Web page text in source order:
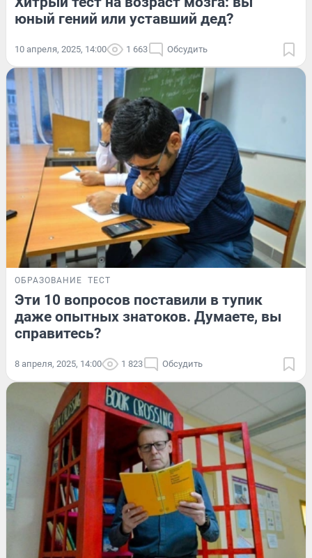
юный гений или уставший дед?
10 апреля, 2025, 14:00 1 663 Обсудить
ОБРАЗОВАНИЕ ТЕСТ
Эти 10 вопросов поставили в тупик
даже опытных знатоков. Думаете, вы
справитесь?
8 апреля, 2025, 14:00 1 823 Обсудить